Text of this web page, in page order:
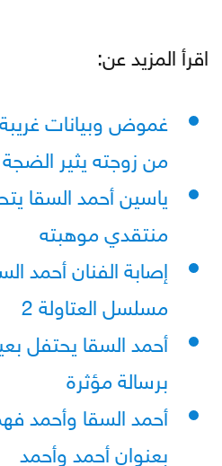
اقرأ المزيد عن:
غموض وبيانات
من زوجته يثير الضجة
ياسين أحمد السقا
منتقدي موهبته
إصابة الفنان أحمد
مسلسل العتاولة 2
أحمد السقا يحتفل
برسالة مؤثرة
أحمد السقا وأحمد
بعنوان أحمد وأحمد